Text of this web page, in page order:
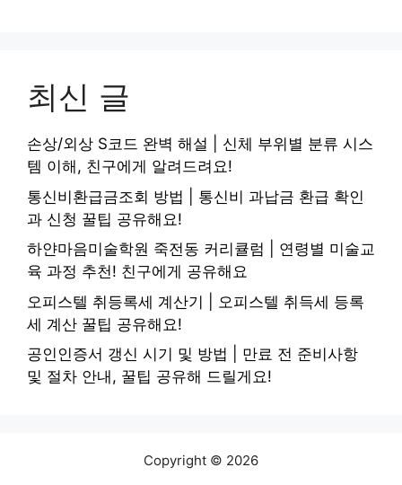
최신 글
손상/외상 S코드 완벽 해설 | 신체 부위별 분류 시스
템 이해, 친구에게 알려드려요!
통신비환급금조회 방법 | 통신비 과납금 환급 확인
과 신청 꿀팁 공유해요!
하얀마음미술학원 죽전동 커리큘럼 | 연령별 미술교
육 과정 추천! 친구에게 공유해요
오피스텔 취등록세 계산기 | 오피스텔 취득세 등록
세 계산 꿀팁 공유해요!
공인인증서 갱신 시기 및 방법 | 만료 전 준비사항
및 절차 안내, 꿀팁 공유해 드릴게요!
Copyright © 2026